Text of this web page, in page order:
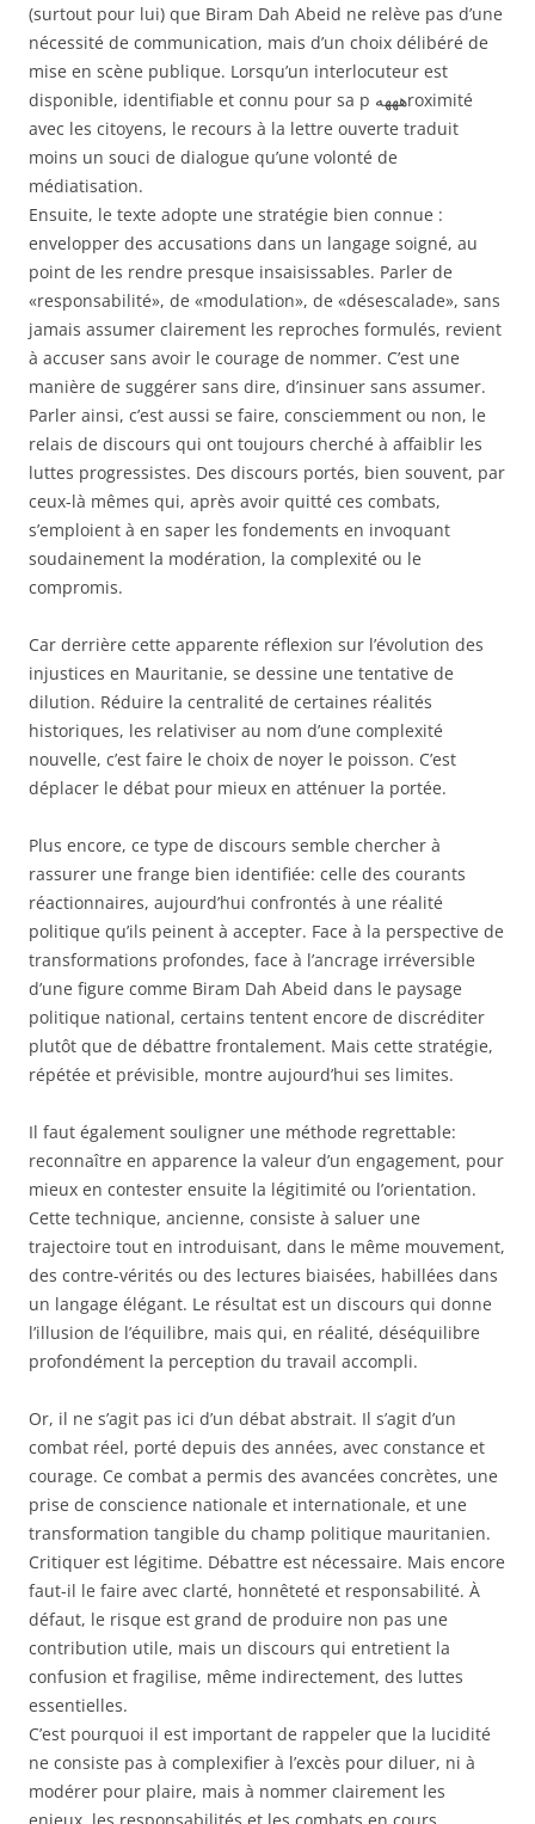
(surtout pour lui) que Biram Dah Abeid ne relève pas d’une
nécessité de communication, mais d’un choix délibéré de
mise en scène publique. Lorsqu’un interlocuteur est
disponible, identifiable et connu pour sa p ههههroximité
avec les citoyens, le recours à la lettre ouverte traduit
moins un souci de dialogue qu’une volonté de
médiatisation.
Ensuite, le texte adopte une stratégie bien connue :
envelopper des accusations dans un langage soigné, au
point de les rendre presque insaisissables. Parler de
«responsabilité», de «modulation», de «désescalade», sans
jamais assumer clairement les reproches formulés, revient
à accuser sans avoir le courage de nommer. C’est une
manière de suggérer sans dire, d’insinuer sans assumer.
Parler ainsi, c’est aussi se faire, consciemment ou non, le
relais de discours qui ont toujours cherché à affaiblir les
luttes progressistes. Des discours portés, bien souvent, par
ceux-là mêmes qui, après avoir quitté ces combats,
s’emploient à en saper les fondements en invoquant
soudainement la modération, la complexité ou le
compromis.
Car derrière cette apparente réflexion sur l’évolution des
injustices en Mauritanie, se dessine une tentative de
dilution. Réduire la centralité de certaines réalités
historiques, les relativiser au nom d’une complexité
nouvelle, c’est faire le choix de noyer le poisson. C’est
déplacer le débat pour mieux en atténuer la portée.
Plus encore, ce type de discours semble chercher à
rassurer une frange bien identifiée: celle des courants
réactionnaires, aujourd’hui confrontés à une réalité
politique qu’ils peinent à accepter. Face à la perspective de
transformations profondes, face à l’ancrage irréversible
d’une figure comme Biram Dah Abeid dans le paysage
politique national, certains tentent encore de discréditer
plutôt que de débattre frontalement. Mais cette stratégie,
répétée et prévisible, montre aujourd’hui ses limites.
Il faut également souligner une méthode regrettable:
reconnaître en apparence la valeur d’un engagement, pour
mieux en contester ensuite la légitimité ou l’orientation.
Cette technique, ancienne, consiste à saluer une
trajectoire tout en introduisant, dans le même mouvement,
des contre-vérités ou des lectures biaisées, habillées dans
un langage élégant. Le résultat est un discours qui donne
l’illusion de l’équilibre, mais qui, en réalité, déséquilibre
profondément la perception du travail accompli.
Or, il ne s’agit pas ici d’un débat abstrait. Il s’agit d’un
combat réel, porté depuis des années, avec constance et
courage. Ce combat a permis des avancées concrètes, une
prise de conscience nationale et internationale, et une
transformation tangible du champ politique mauritanien.
Critiquer est légitime. Débattre est nécessaire. Mais encore
faut-il le faire avec clarté, honnêteté et responsabilité. À
défaut, le risque est grand de produire non pas une
contribution utile, mais un discours qui entretient la
confusion et fragilise, même indirectement, des luttes
essentielles.
C’est pourquoi il est important de rappeler que la lucidité
ne consiste pas à complexifier à l’excès pour diluer, ni à
modérer pour plaire, mais à nommer clairement les